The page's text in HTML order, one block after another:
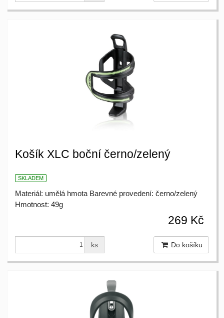
Košík XLC boční černo/zelený
SKLADEM
Materiál: umělá hmota Barevné provedení: černo/zelený
Hmotnost: 49g
269 Kč
ks Do košíku